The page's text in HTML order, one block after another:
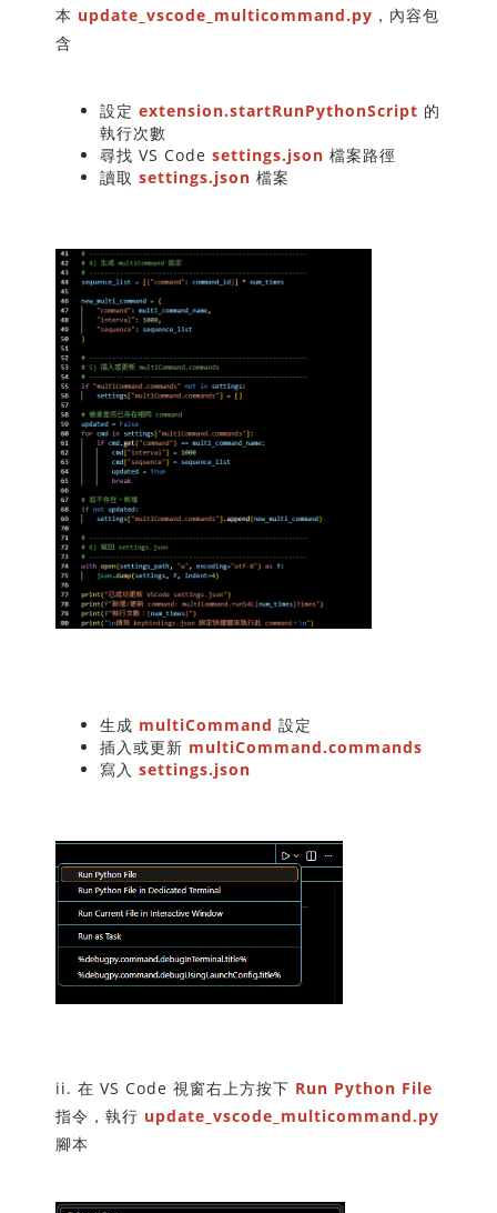
本 update_vscode_multicommand.py ，內容包
含
設定 extension.startRunPythonScript 的
執行次數
尋找 VS Code settings.json 檔案路徑
讀取 settings.json 檔案
生成 multiCommand 設定
插入或更新 multiCommand.commands
寫入 settings.json
ii. 在 VS Code 視窗右上方按下 Run Python File
指令，執行 update_vscode_multicommand.py
腳本